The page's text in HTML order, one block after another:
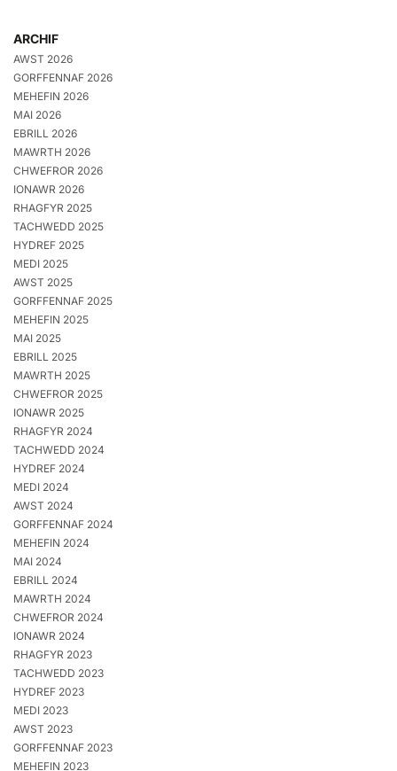
ARCHIF
AWST 2026
GORFFENNAF 2026
MEHEFIN 2026
MAI 2026
EBRILL 2026
MAWRTH 2026
CHWEFROR 2026
IONAWR 2026
RHAGFYR 2025
TACHWEDD 2025
HYDREF 2025
MEDI 2025
AWST 2025
GORFFENNAF 2025
MEHEFIN 2025
MAI 2025
EBRILL 2025
MAWRTH 2025
CHWEFROR 2025
IONAWR 2025
RHAGFYR 2024
TACHWEDD 2024
HYDREF 2024
MEDI 2024
AWST 2024
GORFFENNAF 2024
MEHEFIN 2024
MAI 2024
EBRILL 2024
MAWRTH 2024
CHWEFROR 2024
IONAWR 2024
RHAGFYR 2023
TACHWEDD 2023
HYDREF 2023
MEDI 2023
AWST 2023
GORFFENNAF 2023
MEHEFIN 2023